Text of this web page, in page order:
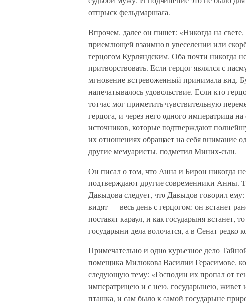
отпрыск фельдмаршала.
Впрочем, далее он пишет: «Никогда на
приемлющей взаимно в увеселении или
герцогом Курляндским. Оба почти никогда
притворствовать. Если герцог являлся с
мгновение встревоженный принимала вид.
напечатывалось удовольствие. Если кто
тотчас мог приметить чувствительную
герцога, и через него одного императрица
источников, которые подтверждают
их отношениях обращает на себя внимание
другие мемуаристы, подметил Миних-сын.
Он писал о том, что Анна и Бирон никогда
подтверждают другие современники Анны.
Давыдова следует, что Давыдов говорил
видят — весь день с герцогом: он встанет
поставят караул, и как государыня встанет,
государыни дела волочатся, а в Сенат редко
Примечательно и одно курьезное дело
помещика Милюкова Василии Герасимове,
следующую тему: «Господин их пропал от
императрицею и с нею, государынею, живет
пташка, и сам было к самой государыне